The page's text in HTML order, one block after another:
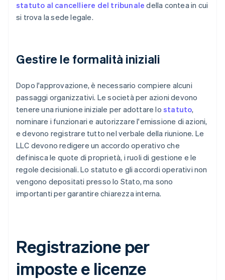
statuto al cancelliere del tribunale della contea in cui
si trova la sede legale.
Gestire le formalità iniziali
Dopo l'approvazione, è necessario compiere alcuni
passaggi organizzativi. Le società per azioni devono
tenere una riunione iniziale per adottare lo statuto,
nominare i funzionari e autorizzare l'emissione di azioni,
e devono registrare tutto nel verbale della riunione. Le
LLC devono redigere un accordo operativo che
definisca le quote di proprietà, i ruoli di gestione e le
regole decisionali. Lo statuto e gli accordi operativi non
vengono depositati presso lo Stato, ma sono
importanti per garantire chiarezza interna.
Registrazione per
imposte e licenze